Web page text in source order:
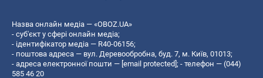
Назва онлайн медіа — «OBOZ.UA»
- суб'єкт у сфері онлайн медіа;
- ідентифікатор медіа — R40-06156;
- поштова адреса — вул. Деревообробна, буд. 7, м. Київ, 01013;
- адреса електронної пошти — [email protected]; - телефон — (044)
585 46 20